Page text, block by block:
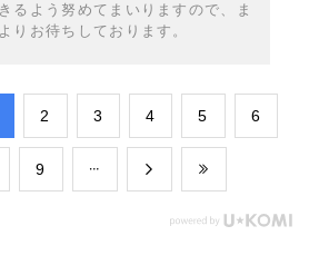
るよう努めてまいりますので、ま
りお待ちしております。
​2 ​3 ​4 ​5 ​6
​9